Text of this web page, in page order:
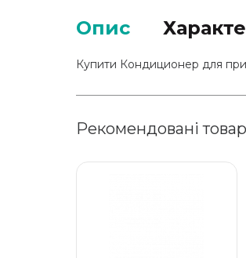
Опис
Купити Кондиционер для
Рекомендовані